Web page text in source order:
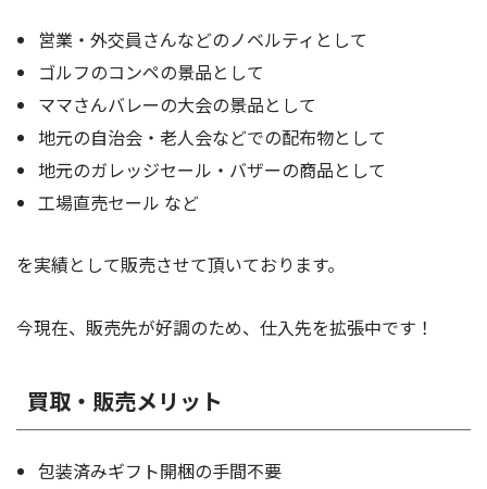
営業・外交員さんなどのノベルティとして
ゴルフのコンペの景品として
ママさんバレーの大会の景品として
地元の自治会・老人会などでの配布物として
地元のガレッジセール・バザーの商品として
工場直売セール など
を実績として販売させて頂いております。
今現在、販売先が好調のため、仕入先を拡張中です！
買取・販売メリット
包装済みギフト開梱の手間不要